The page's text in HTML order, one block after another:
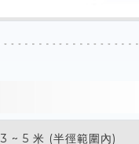
3 ~ 5 米 (半徑範圍內)